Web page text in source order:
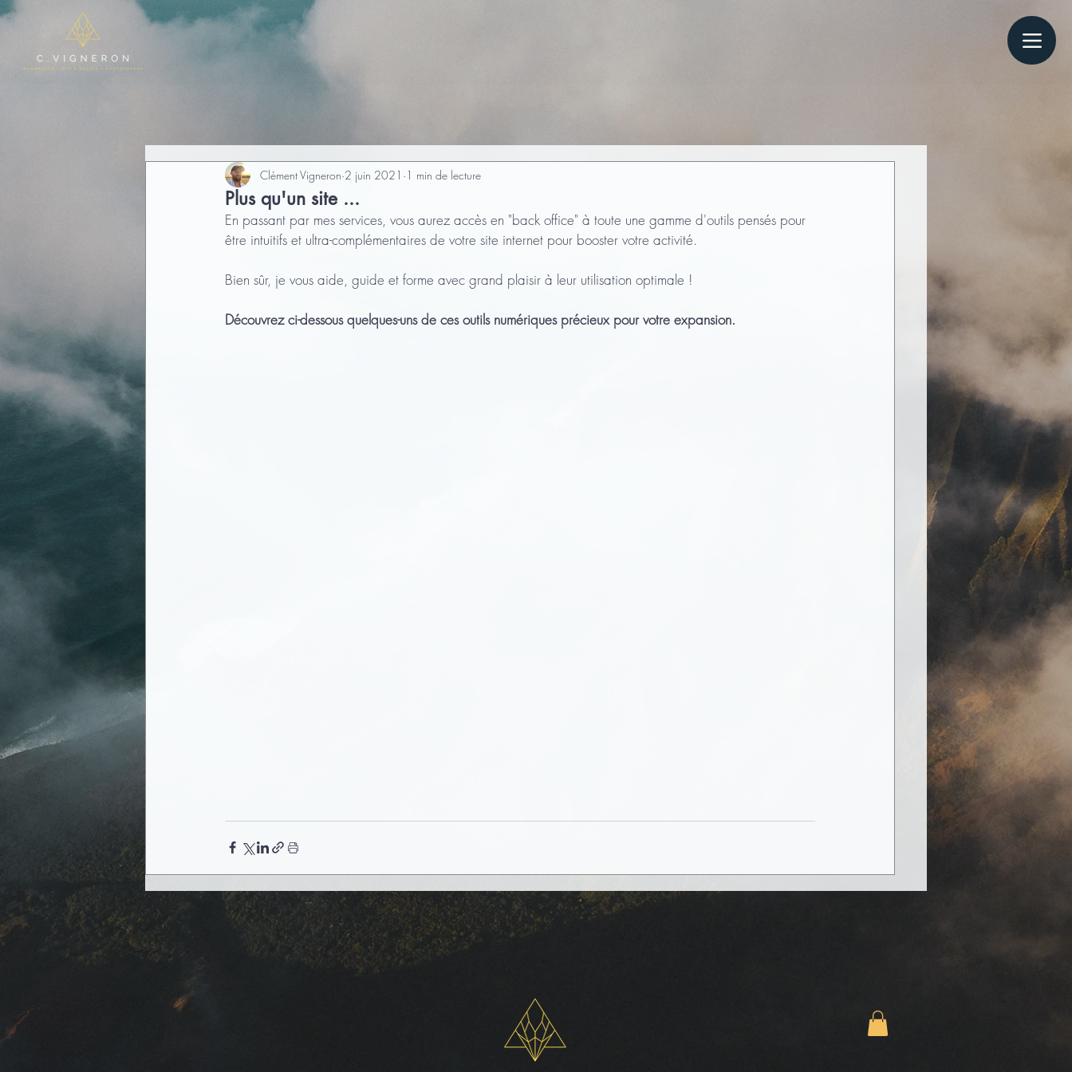
Plus qu'un site ...
Clément Vigneron 2 juin 2021 1 min de lecture
En passant par mes services, vous aurez accès en "back office" à toute une gamme d'outils pensés pour
être intuitifs et ultra-complémentaires de votre site internet pour booster votre activité.
Bien sûr, je vous aide, guide et forme avec grand plaisir à leur utilisation optimale !
Découvrez ci-dessous quelques-uns de ces outils numériques précieux pour votre expansion.